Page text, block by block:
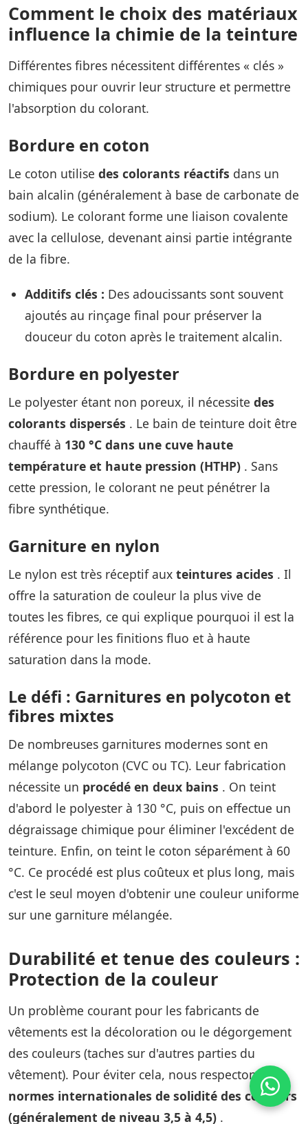
Comment le choix des matériaux
influence la chimie de la teinture
Différentes fibres nécessitent différentes « clés »
chimiques pour ouvrir leur structure et permettre
l'absorption du colorant.
Bordure en coton
Le coton utilise des colorants réactifs dans un
bain alcalin (généralement à base de carbonate de
sodium). Le colorant forme une liaison covalente
avec la cellulose, devenant ainsi partie intégrante
de la fibre.
Additifs clés : Des adoucissants sont souvent
ajoutés au rinçage final pour préserver la
douceur du coton après le traitement alcalin.
Bordure en polyester
Le polyester étant non poreux, il nécessite des
colorants dispersés . Le bain de teinture doit être
chauffé à 130 °C dans une cuve haute
température et haute pression (HTHP) . Sans
cette pression, le colorant ne peut pénétrer la
fibre synthétique.
Garniture en nylon
Le nylon est très réceptif aux teintures acides . Il
offre la saturation de couleur la plus vive de
toutes les fibres, ce qui explique pourquoi il est la
référence pour les finitions fluo et à haute
saturation dans la mode.
Le défi : Garnitures en polycoton et
fibres mixtes
De nombreuses garnitures modernes sont en
mélange polycoton (CVC ou TC). Leur fabrication
nécessite un procédé en deux bains . On teint
d'abord le polyester à 130 °C, puis on effectue un
dégraissage chimique pour éliminer l'excédent de
teinture. Enfin, on teint le coton séparément à 60
°C. Ce procédé est plus coûteux et plus long, mais
c'est le seul moyen d'obtenir une couleur uniforme
sur une garniture mélangée.
Durabilité et tenue des couleurs :
Protection de la couleur
Un problème courant pour les fabricants de
vêtements est la décoloration ou le dégorgement
des couleurs (taches sur d'autres parties du
vêtement). Pour éviter cela, nous respectonsles
normes internationales de solidité des couleurs
(généralement de niveau 3,5 à 4,5) .